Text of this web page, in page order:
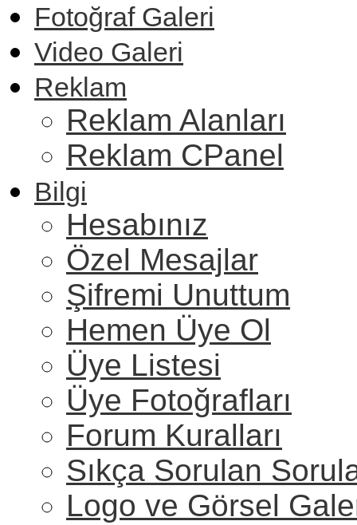
Fotoğraf Galeri
Video Galeri
Reklam
Reklam Alanları
Reklam CPanel
Bilgi
Hesabınız
Özel Mesajlar
Şifremi Unuttum
Hemen Üye Ol
Üye Listesi
Üye Fotoğrafları
Forum Kuralları
Sıkça Sorulan
Logo ve Görsel